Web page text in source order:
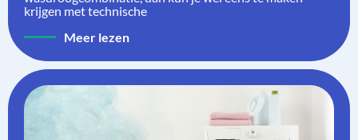
krijgen met technische
Meer lezen